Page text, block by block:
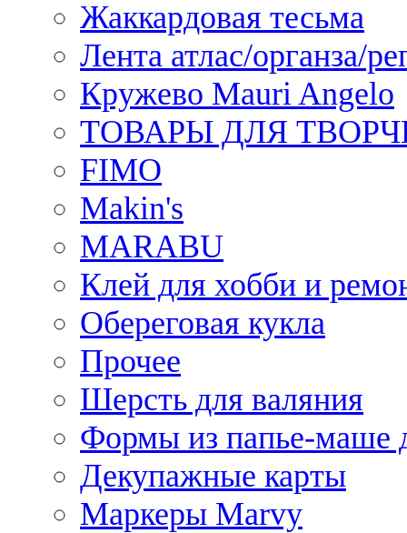
Жаккардовая тесьма
Лента атлас/органза/
Кружево Mauri Angelo
ТОВАРЫ ДЛЯ
FIMO
Makin's
MARABU
Клей для хобби и
Обереговая кукла
Прочее
Шерсть для валяния
Формы из папье-маше
Декупажные карты
Маркеры Marvy